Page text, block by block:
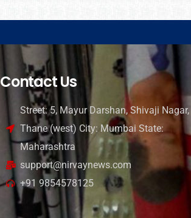
Contact Us
Street: 5, Mayur Darshan, Shivaji Nagar,
Thane (west) City: Mumbai State:
Maharashtra
support@nirvaynews.com
+91 9854578125